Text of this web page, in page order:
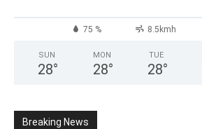
75 % 8.5kmh
SUN
28°
MON
28°
TUE
28°
Breaking News